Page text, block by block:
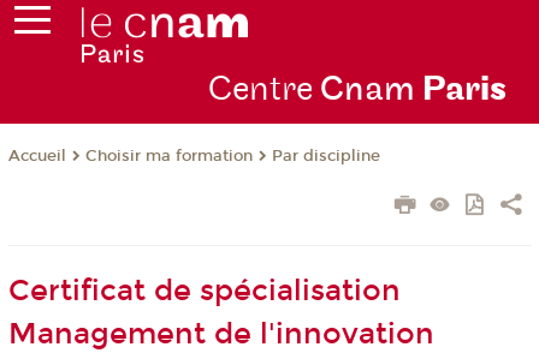
Centre Cnam Paris
Accueil Choisir ma formation Par discipline
Certificat de spécialisation
Management de l'innovation